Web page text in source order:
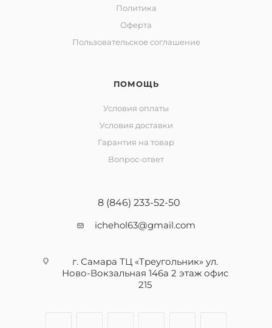
Политика
Оферта
Пользовательское соглашение
ПОМОЩЬ
Условия оплаты
Условия доставки
Гарантия на товар
Вопрос-ответ
8 (846) 233-52-50
ichehol63@gmail.com
г. Самара ТЦ «Треугольник» ул.
Ново-Вокзальная 146а 2 этаж офис
215